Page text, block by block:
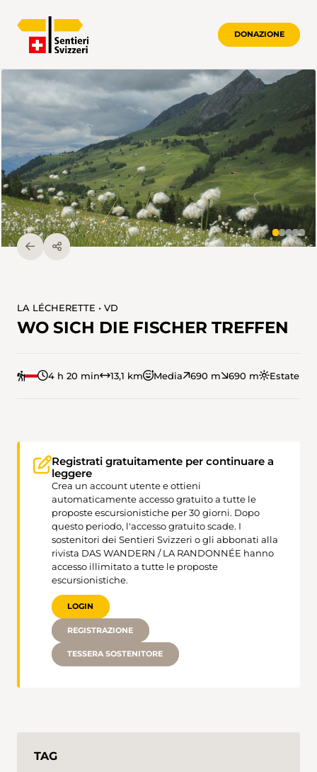
DONAZIONE
LA LÉCHERETTE • VD
WO SICH DIE FISCHER TREFFEN
4 h 20 min 13,1 km Media 690 m 690 m Estate
Registrati gratuitamente per continuare a
leggere
Crea un account utente e ottieni
automaticamente accesso gratuito a tutte le
proposte escursionistiche per 30 giorni. Dopo
questo periodo, l'accesso gratuito scade. I
sostenitori dei Sentieri Svizzeri o gli abbonati alla
rivista DAS WANDERN / LA RANDONNÉE hanno
accesso illimitato a tutte le proposte
escursionistiche.
LOGIN
REGISTRAZIONE
TESSERA SOSTENITORE
TAG